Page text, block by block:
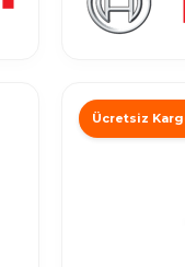
Ücretsiz